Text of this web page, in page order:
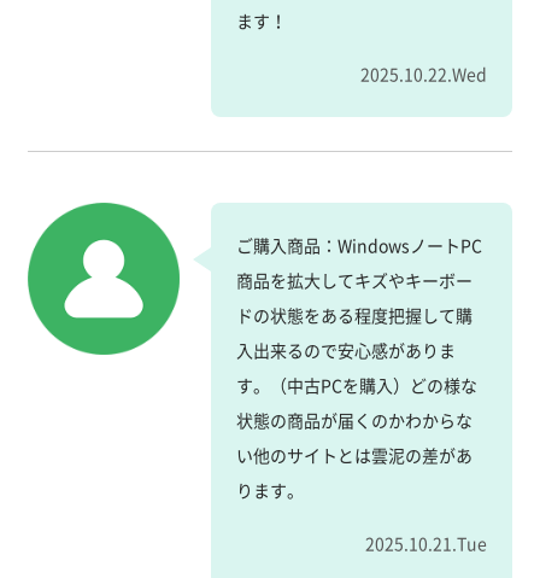
ます！
2025.10.22.Wed
ご購入商品：WindowsノートPC
商品を拡大してキズやキーボー
ドの状態をある程度把握して購
入出来るので安心感がありま
す。（中古PCを購入）どの様な
状態の商品が届くのかわからな
い他のサイトとは雲泥の差があ
ります。
2025.10.21.Tue